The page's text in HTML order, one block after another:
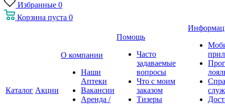
Избранные 0
Корзина пуста 0
Каталог Акции
О компании
Наши
Аптеки
Вакансии
Аренда /
Помощь
Часто
задаваемые
вопросы
Что с моим
заказом
Тизеры